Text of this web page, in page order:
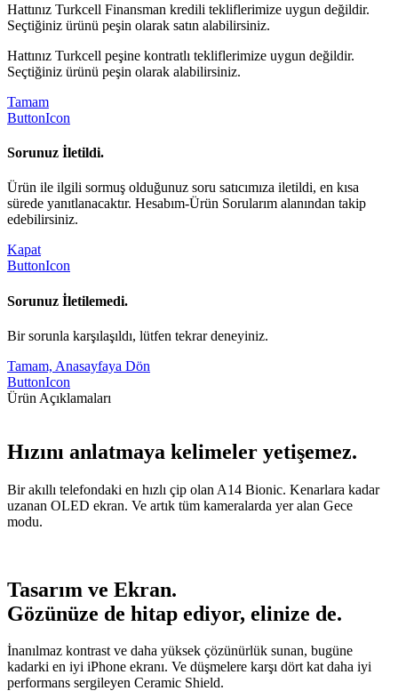
Hattınız Turkcell Finansman kredili tekliflerimize uygun değildir.
Seçtiğiniz ürünü peşin olarak satın alabilirsiniz.
Hattınız Turkcell peşine kontratlı tekliflerimize uygun değildir.
Seçtiğiniz ürünü peşin olarak alabilirsiniz.
Tamam
ButtonIcon
Sorunuz İletildi.
Ürün ile ilgili sormuş olduğunuz soru satıcımıza iletildi, en kısa
sürede yanıtlanacaktır. Hesabım-Ürün Sorularım alanından takip
edebilirsiniz.
Kapat
ButtonIcon
Sorunuz İletilemedi.
Bir sorunla karşılaşıldı, lütfen tekrar deneyiniz.
Tamam, Anasayfaya Dön
ButtonIcon
Ürün Açıklamaları
Hızını anlatmaya kelimeler yetişemez.
Bir akıllı telefondaki en hızlı çip olan A14 Bionic. Kenarlara kadar
uzanan OLED ekran. Ve artık tüm kameralarda yer alan Gece
modu.
Tasarım ve Ekran.
Gözünüze de hitap ediyor, elinize de.
İnanılmaz kontrast ve daha yüksek çözünürlük sunan, bugüne
kadarki en iyi iPhone ekranı. Ve düşmelere karşı dört kat daha iyi
performans sergileyen Ceramic Shield.